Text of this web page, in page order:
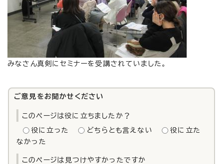
みなさん真剣にセミナーを受講されていました。
ご意見をお聞かせください
このページは役に立ちましたか？
役に立った どちらとも言えない
役に立た
なかった
このページは見つけやすかったですか